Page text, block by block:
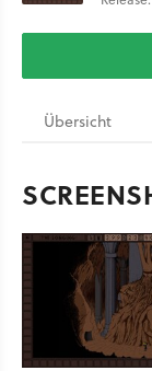
Übersicht